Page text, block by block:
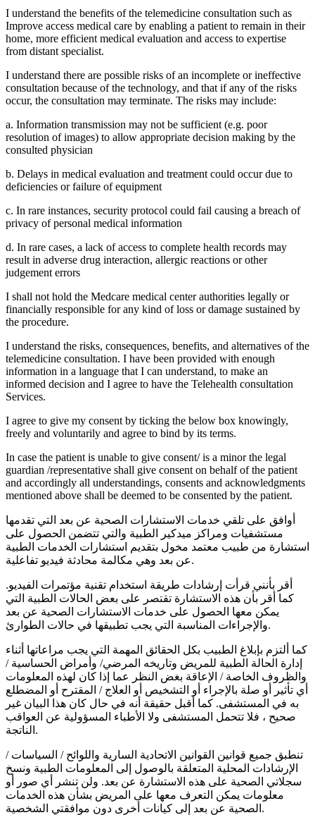
I understand the benefits of the telemedicine consultation such as
Improve access medical care by enabling a patient to remain in their
home, more efficient medical evaluation and access to expertise
from distant specialist.
I understand there are possible risks of an incomplete or ineffective
consultation because of the technology, and that if any of the risks
occur, the consultation may terminate. The risks may include:
a. Information transmission may not be sufficient (e.g. poor
resolution of images) to allow appropriate decision making by the
consulted physician
b. Delays in medical evaluation and treatment could occur due to
deficiencies or failure of equipment
c. In rare instances, security protocol could fail causing a breach of
privacy of personal medical information
d. In rare cases, a lack of access to complete health records may
result in adverse drug interaction, allergic reactions or other
judgement errors
I shall not hold the Medcare medical center authorities legally or
financially responsible for any kind of loss or damage sustained by
the procedure.
I understand the risks, consequences, benefits, and alternatives of the
telemedicine consultation. I have been provided with enough
information in a language that I can understand, to make an
informed decision and I agree to have the Telehealth consultation
Services.
I agree to give my consent by ticking the below box knowingly,
freely and voluntarily and agree to bind by its terms.
In case the patient is unable to give consent/ is a minor the legal
guardian /representative shall give consent on behalf of the patient
and accordingly all understandings, consents and acknowledgments
mentioned above shall be deemed to be consented by the patient.
أوافق على تلقي خدمات الاستشارات الصحية عن بعد التي تقدمها
مستشفيات ومراكز ميدكير الطبية والتي تتضمن الحصول على
استشارة من طبيب معتمد مخول بتقديم استشارات الخدمات الطبية
عن بعد وهي مكالمة محادثة فيديو تفاعلية.
أقر بأنني قرأت إرشادات طريقة استخدام تقنية مؤتمرات الفيديو.
كما أقر بأن هذه الاستشارة تقتصر على بعض الحالات الطبية التي
يمكن معها الحصول على خدمات الاستشارات الصحية عن بعد
والإجراءات المناسبة التي يجب تطبيقها في حالات الطوارئ.
كما ألتزم بإبلاغ الطبيب بكل الحقائق المهمة التي يجب مراعاتها أثناء
إدارة الحالة الطبية للمريض وتاريخه المرضي/ وأمراض الحساسية /
والظروف الخاصة / الإعاقة بغض النظر عما إذا كان لهذه المعلومات
أي تأثير أو صلة بالإجراء أو التشخيص أو العلاج / المقترح أو المضطلع
به في المستشفى. كما أقبل حقيقة أنه في حال كان هذا البيان غير
صحيح ، فلا تتحمل المستشفى ولا الأطباء المسؤولية عن العواقب
الناتجة.
تنطبق جميع قوانين القوانين الاتحادية السارية واللوائح / السياسات /
الإرشادات المحلية المتعلقة بالوصول إلى المعلومات الطبية ونسخ
سجلاتي الصحية على هذه الاستشارة عن بعد. ولن تنشر أي صور أو
معلومات يمكن التعرف معها على المريض بشأن هذه الخدمات
الصحية عن بعد إلى كيانات أخرى دون موافقتي الشخصية.